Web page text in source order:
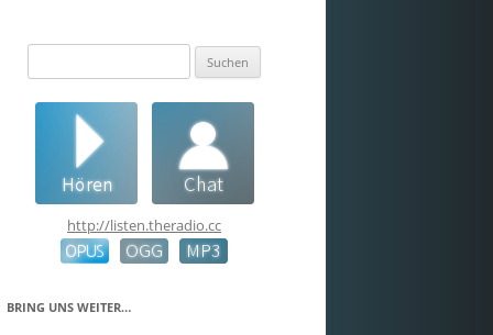
nach:
http://listen.theradio.cc
BRING UNS WEITER…